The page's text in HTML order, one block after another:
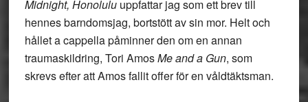
Midnight, Honoluluuppfattar jag som ett brev till
hennes barndomsjag, bortstött av sin mor. Helt och
hållet a cappella påminner den om en annan
traumaskildring, Tori AmosMe and a Gun, som
skrevs efter att Amos fallit offer för en våldtäktsman.